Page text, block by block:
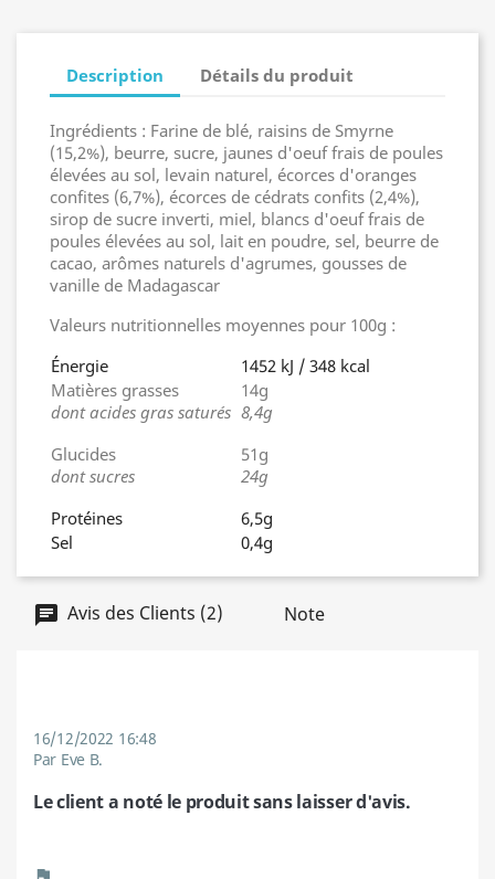
Description Détails du produit
Ingrédients : Farine de blé, raisins de Smyrne
(15,2%), beurre, sucre, jaunes d'oeuf frais de poules
élevées au sol, levain naturel, écorces d'oranges
confites (6,7%), écorces de cédrats confits (2,4%),
sirop de sucre inverti, miel, blancs d'oeuf frais de
poules élevées au sol, lait en poudre, sel, beurre de
cacao, arômes naturels d'agrumes, gousses de
vanille de Madagascar
Valeurs nutritionnelles moyennes pour 100g :
Énergie
1452 kJ / 348 kcal
Matières grasses
dont acides gras saturés
14g
8,4g
Glucides
dont sucres
51g
24g
Protéines
6,5g
Sel
0,4g
Avis des Clients (2) Note
16/12/2022 16:48
Par Eve B.
Le client a noté le produit sans laisser d'avis.